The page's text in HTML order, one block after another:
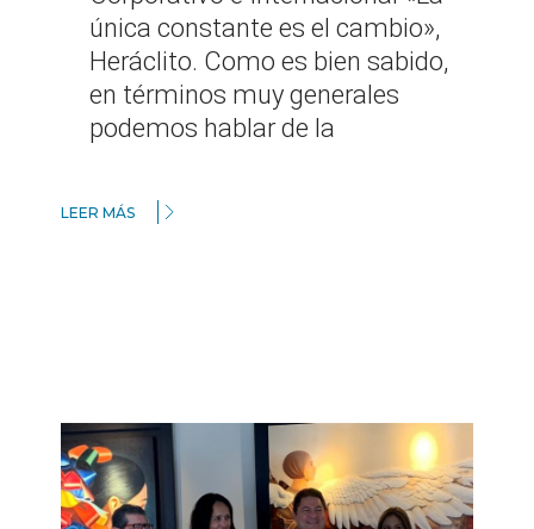
única constante es el cambio»,
Heráclito. Como es bien sabido,
en términos muy generales
podemos hablar de la
LEER MÁS